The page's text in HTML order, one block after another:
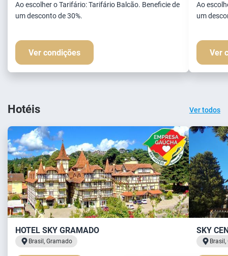
Ao escolher o Tarifário: Tarifário Balcão. Beneficie de
um desconto de 30%.
Ver condições
Ao
um
Ver
Hotéis Ver todos
HOTEL SKY GRAMADO
Brasil, Gramado
SKY